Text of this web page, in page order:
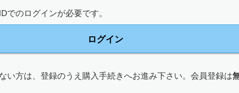
でのログインが必要です。
ログイン
い方は、登録のうえ購入手続きへお進み下さい。会員登録は